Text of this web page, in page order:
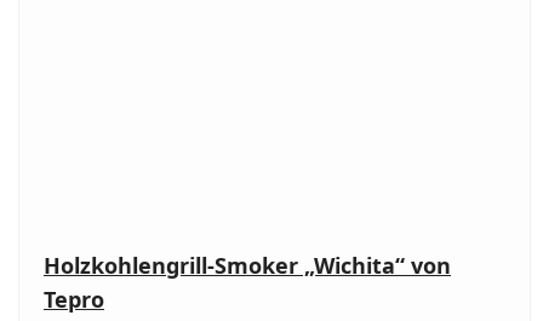
Holzkohlengrill-Smoker „Wichita“ von
Tepro